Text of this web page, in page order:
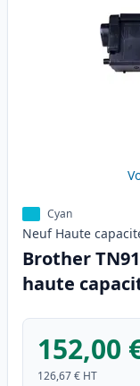
Cyan
Neuf Haute
Brother
haute
152,00
126,67 € HT